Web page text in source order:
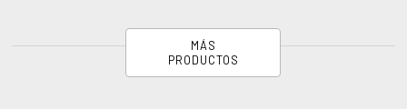
MÁS
PRODUCTOS